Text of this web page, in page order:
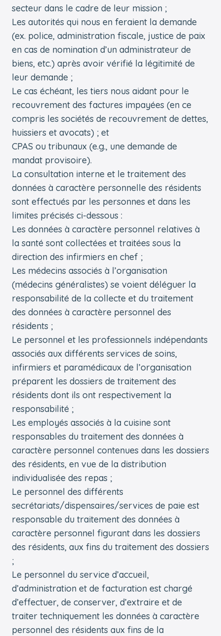
secteur dans le cadre de leur mission ;
Les autorités qui nous en feraient la demande
(ex. police, administration fiscale, justice de paix
en cas de nomination d’un administrateur de
biens, etc.) après avoir vérifié la légitimité de
leur demande ;
Le cas échéant, les tiers nous aidant pour le
recouvrement des factures impayées (en ce
compris les sociétés de recouvrement de dettes,
huissiers et avocats) ; et
CPAS ou tribunaux (e.g., une demande de
mandat provisoire).
La consultation interne et le traitement des
données à caractère personnelle des résidents
sont effectués par les personnes et dans les
limites précisés ci-dessous :
Les données à caractère personnel relatives à
la santé sont collectées et traitées sous la
direction des infirmiers en chef ;
Les médecins associés à l’organisation
(médecins généralistes) se voient déléguer la
responsabilité de la collecte et du traitement
des données à caractère personnel des
résidents ;
Le personnel et les professionnels indépendants
associés aux différents services de soins,
infirmiers et paramédicaux de l’organisation
préparent les dossiers de traitement des
résidents dont ils ont respectivement la
responsabilité ;
Les employés associés à la cuisine sont
responsables du traitement des données à
caractère personnel contenues dans les dossiers
des résidents, en vue de la distribution
individualisée des repas ;
Le personnel des différents
secrétariats/dispensaires/services de paie est
responsable du traitement des données à
caractère personnel figurant dans les dossiers
des résidents, aux fins du traitement des dossiers
;
Le personnel du service d’accueil,
d’administration et de facturation est chargé
d’effectuer, de conserver, d’extraire et de
traiter techniquement les données à caractère
personnel des résidents aux fins de la